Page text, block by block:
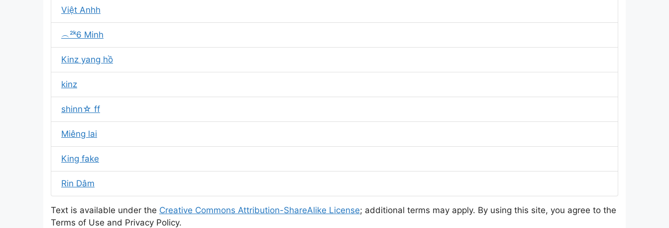
Việt Anhh
︵²ᵏ6 Minh
Kinz yang hồ
kinz
shinn☆ ff
Miêng lai
King fake
Rin Dâm
Text is available under the Creative Commons Attribution-ShareAlike License; additional terms may apply. By using this site, you agree to the
Terms of Use and Privacy Policy.